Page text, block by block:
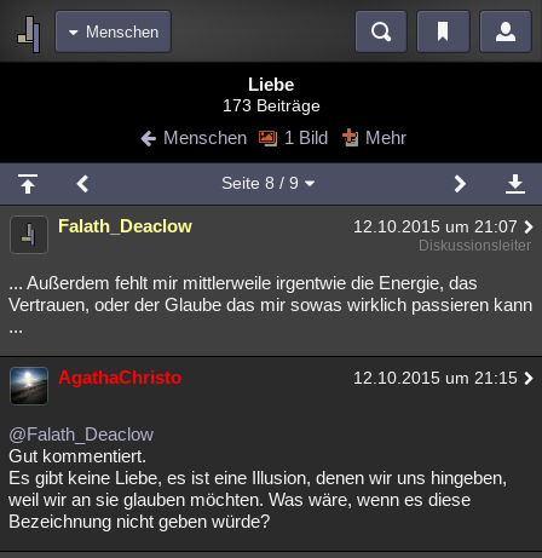
Menschen
Blogs Videos
Chat Wiki Neuigkeiten
meine Rubriken
Menschen Wissenschaft Mystery Kriminalfälle
Spiritualität Verschwörungen Technologie Ufologie
weitere Rubriken
Philosophie
Astronomie Helpdesk
Musik Clash Verbesserungen Allmystery English
Übersichten
Liebe
173 Beiträge
Menschen 1 Bild Mehr
Seite 8 / 9
Falath_Deaclow 12.10.2015 um 21:07
Diskussionsleiter
... Außerdem fehlt mir mittlerweile irgentwie die Energie, das
Vertrauen, oder der Glaube das mir sowas wirklich passieren kann
...
AgathaChristo 12.10.2015 um 21:15
@Falath_Deaclow
Gut kommentiert.
Es gibt keine Liebe, es ist eine Illusion, denen wir uns hingeben,
weil wir an sie glauben möchten. Was wäre, wenn es diese
Bezeichnung nicht geben würde?